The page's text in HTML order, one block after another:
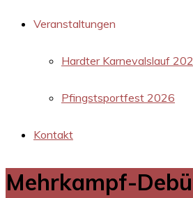
Veranstaltungen
Hardter Karnevalslauf
Pfingstsportfest 2026
Kontakt
Mehrkampf-